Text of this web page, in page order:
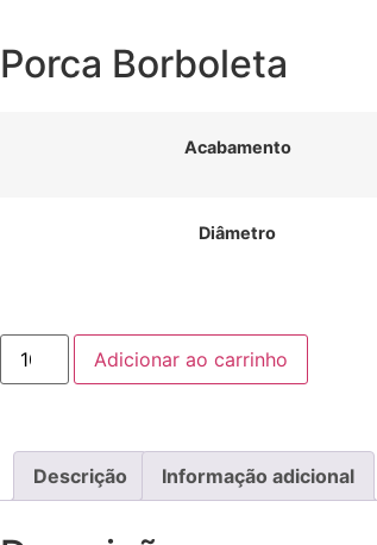
Porca Borboleta
Acabamento
Diâmetro
Adicionar ao carrinho
Descrição Informação adicional